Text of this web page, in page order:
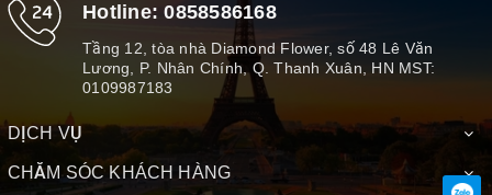
Hotline:0858586168
Tầng 12, tòa nhà Diamond Flower, số 48 Lê Văn
Lương, P. Nhân Chính, Q. Thanh Xuân, HN MST:
0109987183
DỊCH VỤ
CHĂM SÓC KHÁCH HÀNG